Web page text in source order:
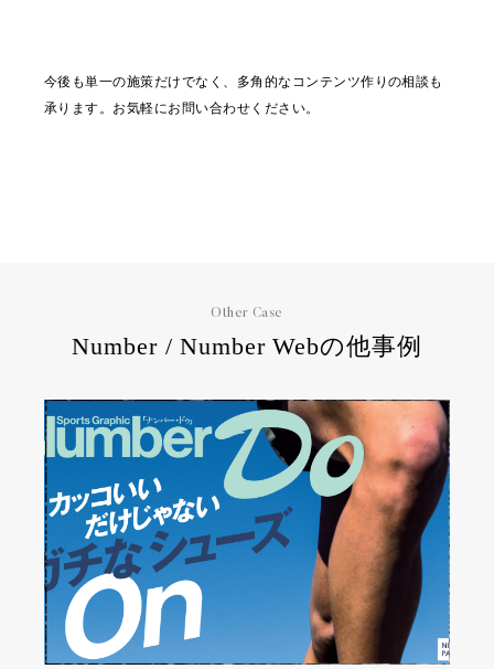
今後も単一の施策だけでなく、多角的なコンテンツ作りの相談も
承ります。お気軽にお問い合わせください。
Other Case
Number / Number Webの他事例